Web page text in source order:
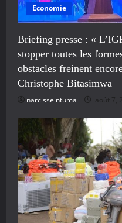
Economie
Briefing presse : «
stopper toutes les
obstacles freinent
Christophe Bitasimwa
narcisse ntuma août 7,